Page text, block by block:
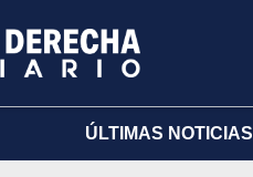
ÚLTIMAS NOTICIAS